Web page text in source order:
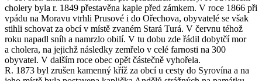
cholery byla r. 1849 přestavěna kaple před zámkem. V roce 1866 při
vpádu na Moravu vtrhli Prusové i do Ořechova, obyvatelé se však
stihli schovat za obcí v místě zvaném Stará Turá. V červnu téhož
roku napadl sníh a namrzlo obilí. V tu dobu zde řádil dobytčí mor
a cholera, na jejichž následky zemřelo v celé farnosti na 300
obyvatel. V dalším roce obec opět částečně vyhořela.
R. 1873 byl zrušen kamenný kříž za obcí u cesty do Syrovína a na